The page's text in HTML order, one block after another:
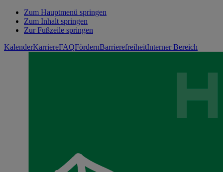
Zum Hauptmenü springen
Zum Inhalt springen
Zur Fußzeile springen
KalenderKarriereFAQFördernBarrierefreiheitInterner Bereich